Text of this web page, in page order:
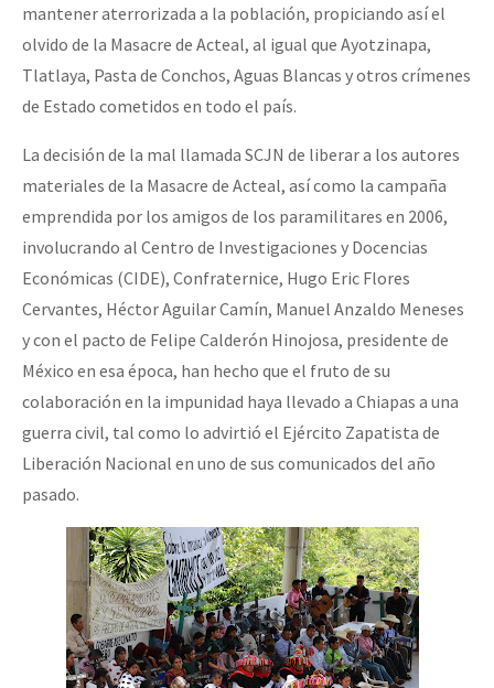
mantener aterrorizada a la población, propiciando así el
olvido de la Masacre de Acteal, al igual que Ayotzinapa,
Tlatlaya, Pasta de Conchos, Aguas Blancas y otros crímenes
de Estado cometidos en todo el país.
La decisión de la mal llamada SCJN de liberar a los autores
materiales de la Masacre de Acteal, así como la campaña
emprendida por los amigos de los paramilitares en 2006,
involucrando al Centro de Investigaciones y Docencias
Económicas (CIDE), Confraternice, Hugo Eric Flores
Cervantes, Héctor Aguilar Camín, Manuel Anzaldo Meneses
y con el pacto de Felipe Calderón Hinojosa, presidente de
México en esa época, han hecho que el fruto de su
colaboración en la impunidad haya llevado a Chiapas a una
guerra civil, tal como lo advirtió el Ejército Zapatista de
Liberación Nacional en uno de sus comunicados del año
pasado.